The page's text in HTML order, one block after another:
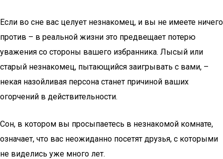
Если во сне вас целует незнакомец, и вы не имеете ничего
против – в реальной жизни это предвещает потерю
уважения со стороны вашего избранника. Лысый или
старый незнакомец, пытающийся заигрывать с вами, –
некая назойливая персона станет причиной ваших
огорчений в действительности.
Сон, в котором вы просыпаетесь в незнакомой комнате,
означает, что вас неожиданно посетят друзья, с которыми
не виделись уже много лет.